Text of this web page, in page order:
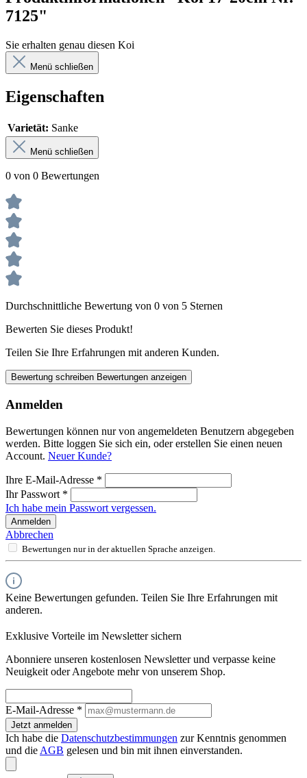
7125"
Sie erhalten genau diesen Koi
Menü schließen
Eigenschaften
Varietät: Sanke
Menü schließen
0 von 0 Bewertungen
Durchschnittliche Bewertung von 0 von 5 Sternen
Bewerten Sie dieses Produkt!
Teilen Sie Ihre Erfahrungen mit anderen Kunden.
Bewertung schreiben Bewertungen anzeigen
Anmelden
Bewertungen können nur von angemeldeten Benutzern abgegeben
werden. Bitte loggen Sie sich ein, oder erstellen Sie einen neuen
Account. Neuer Kunde?
Ihre E-Mail-Adresse *
Ihr Passwort *
Ich habe mein Passwort vergessen.
Anmelden
Abbrechen
Bewertungen nur in der aktuellen Sprache anzeigen.
Keine Bewertungen gefunden. Teilen Sie Ihre Erfahrungen mit
anderen.
Exklusive Vorteile im Newsletter sichern
Abonniere unseren kostenlosen Newsletter und verpasse keine
Neuigkeit oder Angebote mehr von unserem Shop.
E-Mail-Adresse *
Jetzt anmelden
Ich habe die Datenschutzbestimmungen zur Kenntnis genommen
und die AGB gelesen und bin mit ihnen einverstanden.